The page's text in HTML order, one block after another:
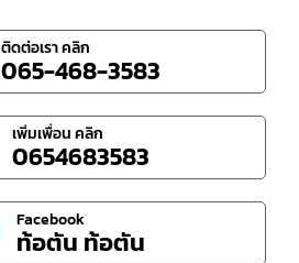
ติดต่อเรา คลิก
065-468-3583
เพิ่มเพื่อน คลิก
0654683583
Facebook
ท้อตัน ท้อตัน